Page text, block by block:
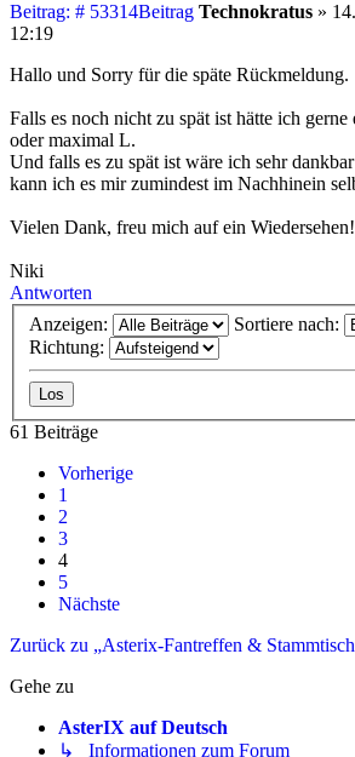
Beitrag: # 53314Beitrag Technokratus »
12:19
Hallo und Sorry für die späte Rückmeldung.
Falls es noch nicht zu spät ist hätte ich
oder maximal L.
Und falls es zu spät ist wäre ich sehr
kann ich es mir zumindest im Nachhinein
Vielen Dank, freu mich auf ein Wiedersehen!
Niki
Antworten
Anzeigen:
Sortiere nach:
Richtung:
61 Beiträge
Vorherige
1
2
3
4
5
Nächste
Zurück zu „Asterix-Fantreffen &
Gehe zu
AsterIX auf Deutsch
↳ Informationen zum Forum